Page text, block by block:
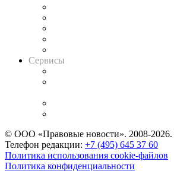
Сервисы
© ООО «Правовые новости». 2008-2026.
Телефон редакции: +7 (495) 645 37 60
Политика использования cookie-файлов
Политика конфиденциальности